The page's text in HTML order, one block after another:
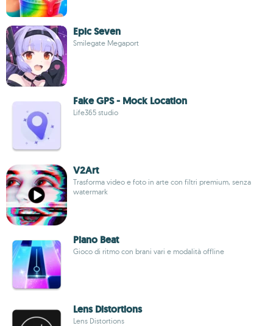
Epic Seven
Smilegate Megaport
Fake GPS - Mock Location
Life365 studio
V2Art
Trasforma video e foto in arte con filtri premium, senza
watermark
Piano Beat
Gioco di ritmo con brani vari e modalità offline
Lens Distortions
Lens Distortions